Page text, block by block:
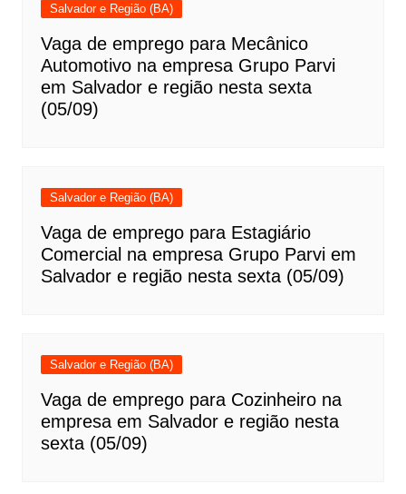
Salvador e Região (BA)
Vaga de emprego para Mecânico
Automotivo na empresa Grupo Parvi
em Salvador e região nesta sexta
(05/09)
Salvador e Região (BA)
Vaga de emprego para Estagiário
Comercial na empresa Grupo Parvi em
Salvador e região nesta sexta (05/09)
Salvador e Região (BA)
Vaga de emprego para Cozinheiro na
empresa em Salvador e região nesta
sexta (05/09)